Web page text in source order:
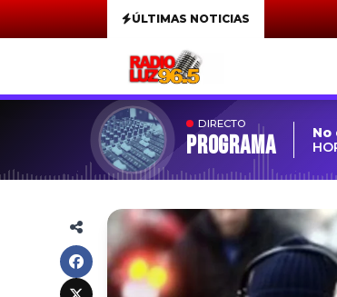
ÚLTIMAS NOTICIAS
DIRECTO
Programa
No